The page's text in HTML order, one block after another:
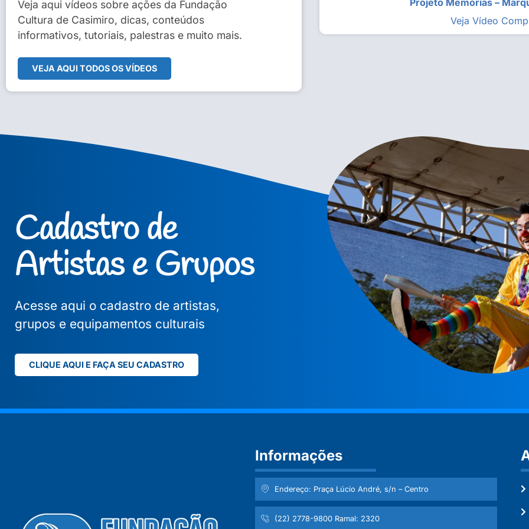
Veja aqui vídeos sobre ações da Fundação
Cultura de Casimiro, dicas, conteúdos
informativos, tutoriais, palestras e muito mais.
VEJA AQUI TODOS OS VÍDEOS
Sidney Macedo de Oliveira
Veja Vídeo Completo
Projeto Memórias –
Veja Vídeo
Cadastro de
Artistas e Grupos
Acesse aqui o cadastro de artistas,
grupos e equipamentos culturais
CLIQUE AQUI E FAÇA SEU CADASTRO
Informações
Endereço: Praça Lúcio André, s/n – Centro
(22) 2778-9800 Ramal: 2320